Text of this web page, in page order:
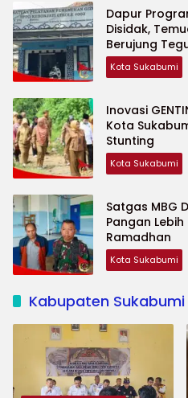
Dapur
Disidak,
Berujung
Kota Sukabumi
Inovasi
Kota
Stunting
Kota Sukabumi
Satgas MBG
Pangan
Ramadhan
Kota Sukabumi
Kabupaten Sukabumi